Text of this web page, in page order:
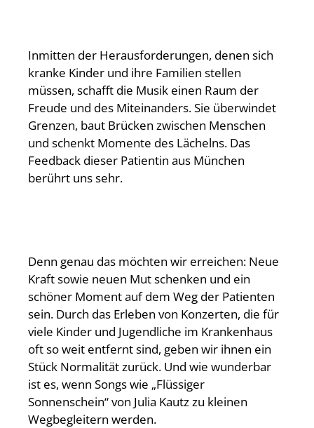
Inmitten der Herausforderungen, denen sich
kranke Kinder und ihre Familien stellen
müssen, schafft die Musik einen Raum der
Freude und des Miteinanders. Sie überwindet
Grenzen, baut Brücken zwischen Menschen
und schenkt Momente des Lächelns. Das
Feedback dieser Patientin aus München
berührt uns sehr.
Denn genau das möchten wir erreichen: Neue
Kraft sowie neuen Mut schenken und ein
schöner Moment auf dem Weg der Patienten
sein. Durch das Erleben von Konzerten, die für
viele Kinder und Jugendliche im Krankenhaus
oft so weit entfernt sind, geben wir ihnen ein
Stück Normalität zurück. Und wie wunderbar
ist es, wenn Songs wie „Flüssiger
Sonnenschein“ von Julia Kautz zu kleinen
Wegbegleitern werden.